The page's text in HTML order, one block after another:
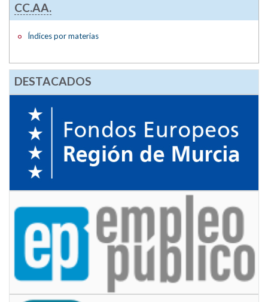
CC.AA.
Índices por materias
DESTACADOS